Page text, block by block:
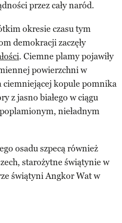
przez cały naród.
okresie czasu tym
demokracji zaczęły
. Ciemne plamy pojawiły
powierzchni w
ciemniejącej kopule pomnika
z jasno białego w ciągu
nieładnym
osadu szpecą również
starożytne świątynie w
świątyni Angkor Wat w